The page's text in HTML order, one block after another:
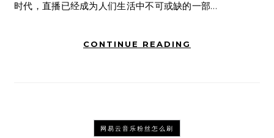
时代，直播已经成为人们生活中不可或缺的一部…
CONTINUE READING
网易云音乐粉丝怎么刷